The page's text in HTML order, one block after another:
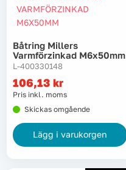
Båtring Millers
Varmförzinkad M6x50mm
L-400330148
106,13 kr
Pris inkl. moms
Skickas omgående
Lägg i varukorgen